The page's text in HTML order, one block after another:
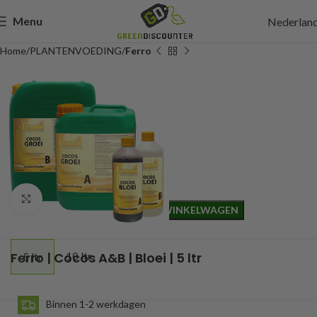
Menu
Home PLANTENVOEDING Ferro
Click to enlarge
Ferro | Cocos A&B | Bloei | 5 ltr
27,75
Incl. btw
TOEVOEGEN AAN WINKELWAGEN
5 ltr 10 ltr
Binnen 1-2 werkdagen